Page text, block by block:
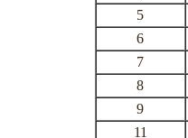
5
6
7
8
9
11